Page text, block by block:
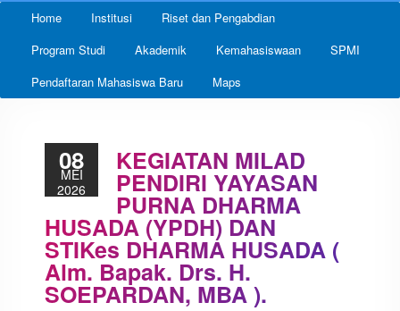
Home Institusi
Riset dan Pengabdian
Program Studi
Akademik Kemahasiswaan
SPMI
Pendaftaran Mahasiswa Baru
Maps
08
MEI
2026
KEGIATAN MILAD
PENDIRI YAYASAN
PURNA DHARMA
HUSADA (YPDH) DAN
STIKes DHARMA HUSADA (
Alm. Bapak. Drs. H.
SOEPARDAN, MBA ).